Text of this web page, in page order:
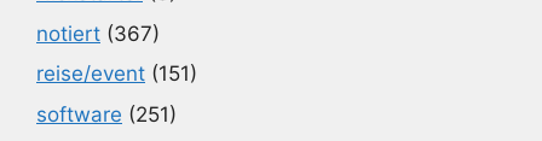
notiert (367)
reise/event (151)
software (251)